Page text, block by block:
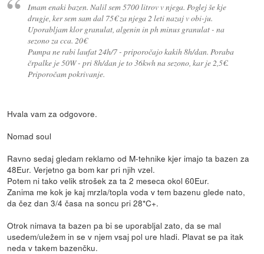
Imam enaki bazen. Nalil sem 5700 litrov v njega. Poglej še kje
drugje, ker sem sam dal 75€ za njega 2 leti nazaj v obi-ju.
Uporabljam klor granulat, algenin in ph minus granulat - na
sezono za cca. 20€
Pumpa ne rabi laufat 24h/7 - priporočajo kakih 8h/dan. Poraba
črpalke je 50W - pri 8h/dan je to 36kwh na sezono, kar je 2,5€.
Priporočam pokrivanje.
Hvala vam za odgovore.
Nomad soul
Ravno sedaj gledam reklamo od M-tehnike kjer imajo ta bazen za
48Eur. Verjetno ga bom kar pri njih vzel.
Potem ni tako velik strošek za ta 2 meseca okol 60Eur.
Zanima me kok je kaj mrzla/topla voda v tem bazenu glede nato,
da čez dan 3/4 časa na soncu pri 28*C+.
Otrok nimava ta bazen pa bi se uporabljal zato, da se mal
usedem/uležem in se v njem vsaj pol ure hladi. Plavat se pa itak
neda v takem bazenčku.